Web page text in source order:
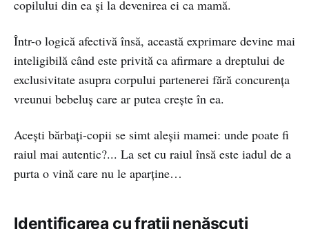
copilului din ea şi la devenirea ei ca mamă.
Într-o logică afectivă însă, această exprimare devine mai
inteligibilă când este privită ca afirmare a dreptului de
exclusivitate asupra corpului partenerei fără concurenţa
vreunui bebeluş care ar putea creşte în ea.
Aceşti bărbaţi-copii se simt aleşii mamei: unde poate fi
raiul mai autentic?... La set cu raiul însă este iadul de a
purta o vină care nu le aparține…
Identificarea cu frații nenăscuți